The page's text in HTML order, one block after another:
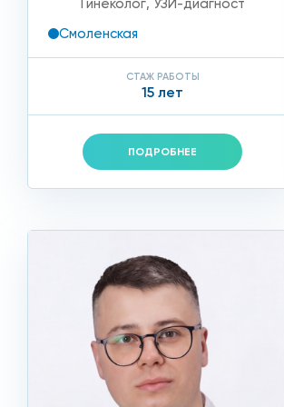
Гинеколог, УЗИ-диагност
Смоленская
СТАЖ РАБОТЫ
15 лет
ПОДРОБНЕЕ